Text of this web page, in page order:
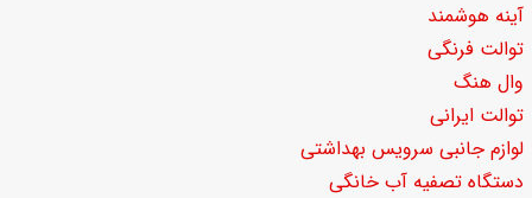
آینه هوشمند
توالت فرنگی
وال هنگ
توالت ایرانی
لوازم جانبی سرویس بهداشتی
دستگاه تصفیه آب خانگی